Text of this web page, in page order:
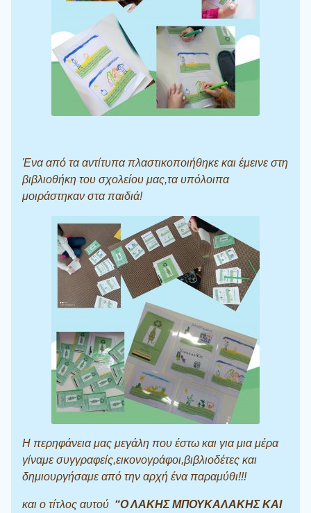
Ένα από τα αντίτυπα πλαστικοποιήθηκε και έμεινε στη
βιβλιοθήκη του σχολείου μας,τα υπόλοιπα
μοιράστηκαν στα παιδιά!
Η περηφάνεια μας μεγάλη που έστω και για μια μέρα
γίναμε συγγραφείς,εικονογράφοι,βιβλιοδέτες και
δημιουργήσαμε από την αρχή ένα παραμύθι!!!
και ο τίτλος αυτού “Ο ΛΑΚΗΣ ΜΠΟΥΚΑΛΑΚΗΣ ΚΑΙ